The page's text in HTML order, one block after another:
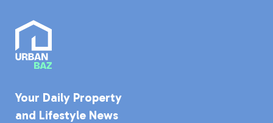
Your Daily Property
and Lifestyle News